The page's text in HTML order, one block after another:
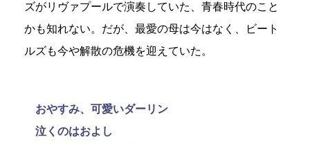
ズがリヴァプールで演奏していた、青春時代のこと
かも知れない。だが、最愛の母は今はなく、ビート
ルズも今や解散の危機を迎えていた。
おやすみ、可愛いダーリン
泣くのはおよし